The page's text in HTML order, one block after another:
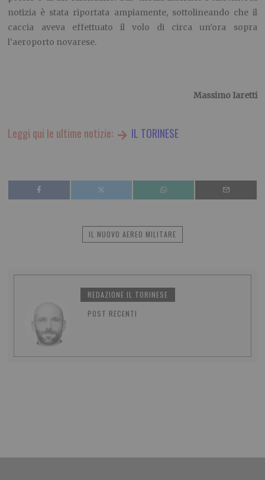
notizia è stata riportata ampiamente, sottolineando che il
caccia aveva effettuato il volo di circa un’ora sopra
l’aeroporto novarese.
Massimo Iaretti
Leggi qui le ultime notizie: IL TORINESE
IL NUOVO AEREO MILITARE
REDAZIONE IL TORINESE
POST RECENTI